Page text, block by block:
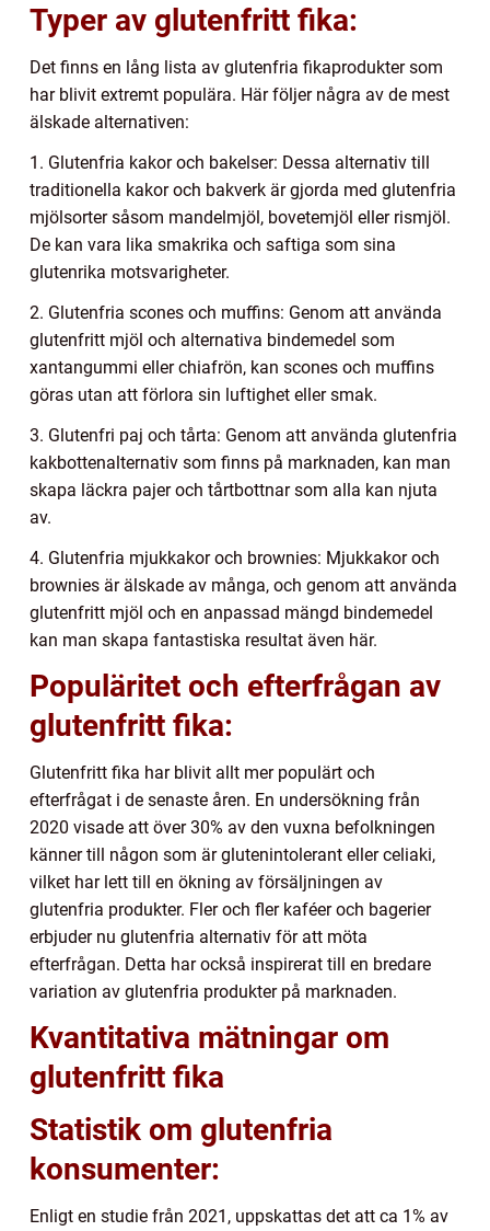
Typer av glutenfritt fika:
Det finns en lång lista av glutenfria fikaprodukter som
har blivit extremt populära. Här följer några av de mest
älskade alternativen:
1. Glutenfria kakor och bakelser: Dessa alternativ till
traditionella kakor och bakverk är gjorda med glutenfria
mjölsorter såsom mandelmjöl, bovetemjöl eller rismjöl.
De kan vara lika smakrika och saftiga som sina
glutenrika motsvarigheter.
2. Glutenfria scones och muffins: Genom att använda
glutenfritt mjöl och alternativa bindemedel som
xantangummi eller chiafrön, kan scones och muffins
göras utan att förlora sin luftighet eller smak.
3. Glutenfri paj och tårta: Genom att använda glutenfria
kakbottenalternativ som finns på marknaden, kan man
skapa läckra pajer och tårtbottnar som alla kan njuta
av.
4. Glutenfria mjukkakor och brownies: Mjukkakor och
brownies är älskade av många, och genom att använda
glutenfritt mjöl och en anpassad mängd bindemedel
kan man skapa fantastiska resultat även här.
Populäritet och efterfrågan av
glutenfritt fika:
Glutenfritt fika har blivit allt mer populärt och
efterfrågat i de senaste åren. En undersökning från
2020 visade att över 30% av den vuxna befolkningen
känner till någon som är glutenintolerant eller celiaki,
vilket har lett till en ökning av försäljningen av
glutenfria produkter. Fler och fler kaféer och bagerier
erbjuder nu glutenfria alternativ för att möta
efterfrågan. Detta har också inspirerat till en bredare
variation av glutenfria produkter på marknaden.
Kvantitativa mätningar om
glutenfritt fika
Statistik om glutenfria
konsumenter:
Enligt en studie från 2021, uppskattas det att ca 1% av